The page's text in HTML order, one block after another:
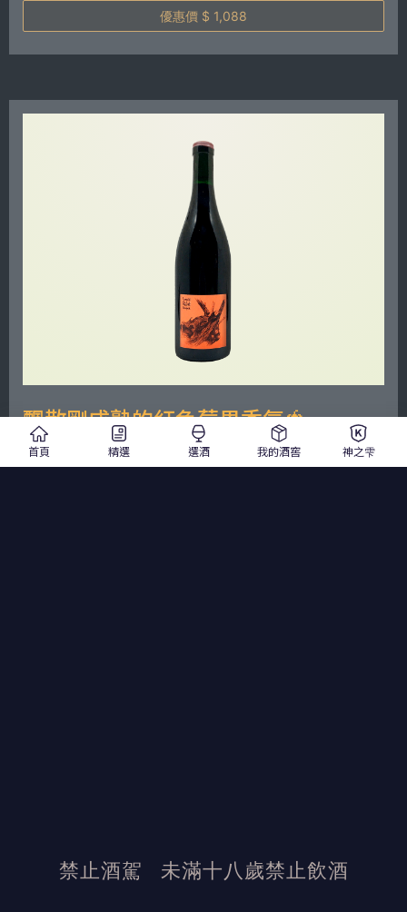
優惠價 $ 1,088
飄散剛成熟的紅色莓果香氣🍓
Romuald Valot Chenas Rouge
首頁 精選 選酒 我的酒窖 神之雫
禁止酒駕 未滿十八歲禁止飲酒